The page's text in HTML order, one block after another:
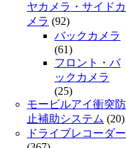
ヤカメラ・サイドカ
メラ (92)
バックカメラ
(61)
フロント・バ
ックカメラ
(25)
モービルアイ衝突防
止補助システム (20)
ドライブレコーダー